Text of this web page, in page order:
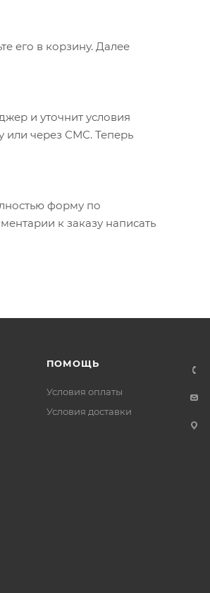
его в корзину. Далее
и уточнит условия
или через СМС. Теперь
форму по
к заказу написать
ПОМОЩЬ
Условия оплаты
Условия доставки